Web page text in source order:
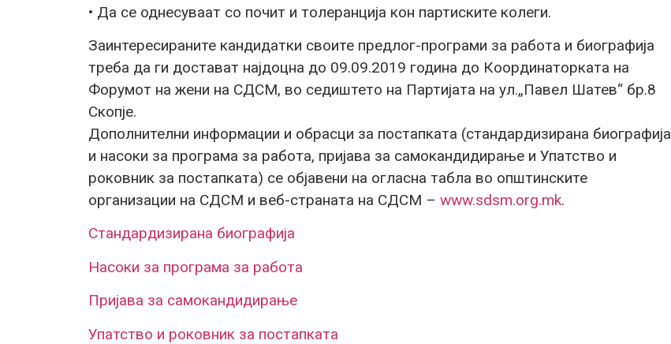
• Да се однесуваат со почит и толеранција кон партиските колеги.
Заинтересираните кандидатки своите предлог-програми за работа и биографија
треба да ги достават најдоцна до 09.09.2019 година до Координаторката на
Форумот на жени на СДСМ, во седиштето на Партијата на ул.„Павел Шатев“ бр.8
Скопје.
Дополнителни информации и обрасци за постапката (стандардизирана биографија
и насоки за програма за работа, пријава за самокандидирање и Упатство и
роковник за постапката) се објавени на огласна табла во општинските
организации на СДСМ и веб-страната на СДСМ – www.sdsm.org.mk.
Стандардизирана биографија
Насоки за програма за работа
Пријава за самокандидирање
Упатство и роковник за постапката